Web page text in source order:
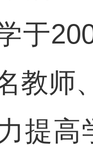
于
教师
提高